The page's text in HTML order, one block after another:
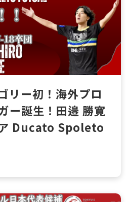
リー初！海外プロ
ー誕生！田邉 勝寛
Ducato Spoleto